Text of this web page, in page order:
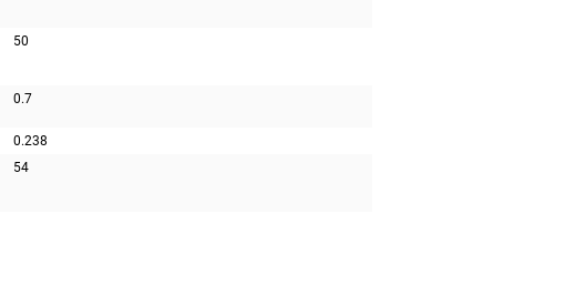
50
0.7
0.238
54